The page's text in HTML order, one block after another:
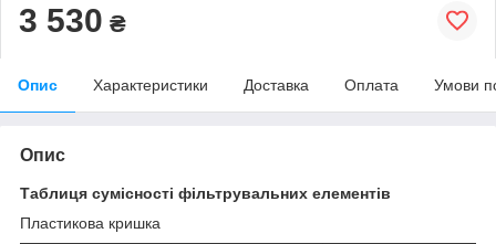
3 530 ₴
Опис Характеристики Доставка Оплата Умови
Опис
Таблиця сумісності фільтрувальних елементів
Пластикова кришка